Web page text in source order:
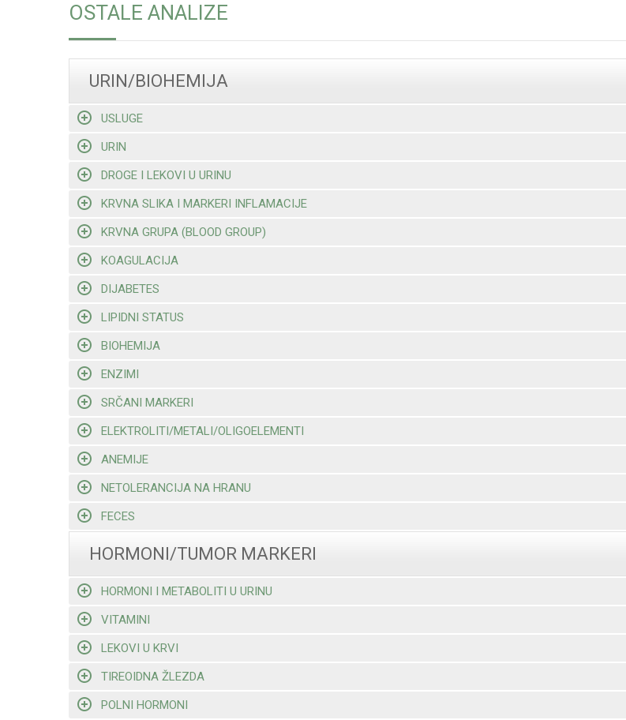
OSTALE ANALIZE
URIN/BIOHEMIJA
USLUGE
URIN
DROGE I LEKOVI U URINU
KRVNA SLIKA I MARKERI INFLAMACIJE
KRVNA GRUPA (BLOOD GROUP)
KOAGULACIJA
DIJABETES
LIPIDNI STATUS
BIOHEMIJA
ENZIMI
SRČANI MARKERI
ELEKTROLITI/METALI/OLIGOELEMENTI
ANEMIJE
NETOLERANCIJA NA HRANU
FECES
HORMONI/TUMOR MARKERI
HORMONI I METABOLITI U URINU
VITAMINI
LEKOVI U KRVI
TIREOIDNA ŽLEZDA
POLNI HORMONI